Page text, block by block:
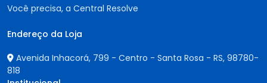
Você precisa, a Central Resolve
Endereço da Loja
Avenida Inhacorá, 799 - Centro - Santa Rosa - RS, 98780-
818